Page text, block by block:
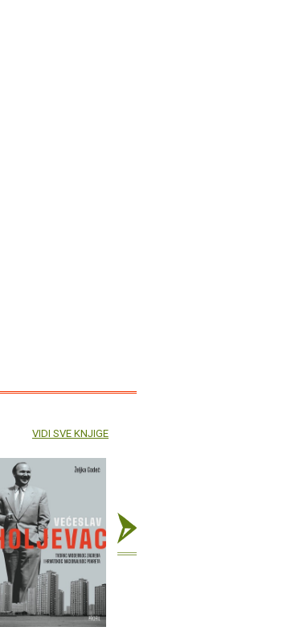
VIDI SVE KNJIGE